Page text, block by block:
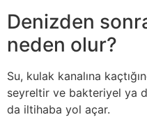
Denizden
neden olur?
Su, kulak kanalına
seyreltir ve bakteriyel ya
da iltihaba yol açar.